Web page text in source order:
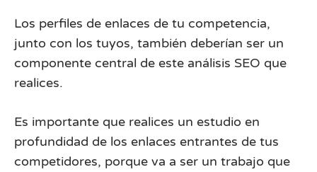
Los perfiles de enlaces de tu competencia,
junto con los tuyos, también deberían ser un
componente central de este análisis SEO que
realices.
Es importante que realices un estudio en
profundidad de los enlaces entrantes de tus
competidores, porque va a ser un trabajo que